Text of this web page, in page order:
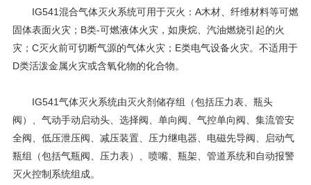
IG541混合气体灭火系统可用于灭火：A木材、纤维材料等可燃
固体表面火灾；B类-可燃液体火灾，如庚烷、汽油燃烧引起的火
灾；C灭火前可切断气源的气体火灾；E类电气设备火灾。不适用于
D类活泼金属火灾或含氧化物的化合物。
IG541气体灭火系统由灭火剂储存组（包括压力表、瓶头
阀）、气动手动启动头、选择阀、单向阀、气控单向阀、集流管安
全阀、低压泄压阀、减压装置、压力继电器、电磁先导阀、启动气
瓶组（包括气瓶阀、压力表）、喷嘴、瓶架、管道系统和自动报警
灭火控制系统组成。